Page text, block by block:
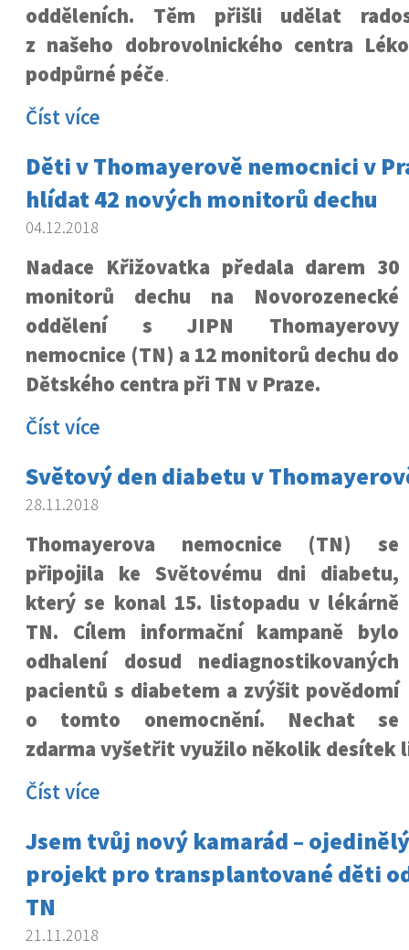
odděleních. Těm přišli udělat
z našeho dobrovolnického centra
podpůrné péče.
Číst více
Děti v Thomayerově nemocnici v
hlídat 42 nových monitorů dechu
04.12.2018
Nadace Křižovatka předala darem 30
monitorů dechu na Novorozenecké
oddělení s JIPN Thomayerovy
nemocnice (TN) a 12 monitorů dechu do
Dětského centra při TN v Praze.
Číst více
Světový den diabetu v
28.11.2018
Thomayerova nemocnice (TN) se
připojila ke Světovému dni diabetu,
který se konal 15. listopadu v lékárně
TN. Cílem informační kampaně bylo
odhalení dosud nediagnostikovaných
pacientů s diabetem a zvýšit povědomí
o tomto onemocnění. Nechat se
zdarma vyšetřit využilo několik desítek
Číst více
Jsem tvůj nový kamarád –
projekt pro transplantované děti
TN
21.11.2018